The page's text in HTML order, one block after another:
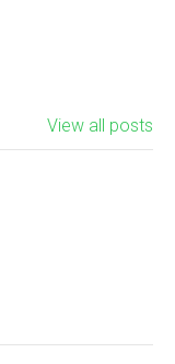
View all posts